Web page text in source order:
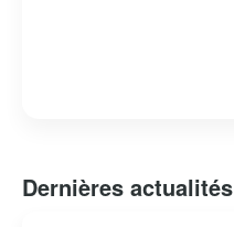
Dernières actualités